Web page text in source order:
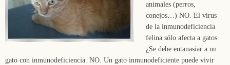
animales (perros,
conejos…) NO. El virus
de la inmunodeficiencia
felina sólo afecta a gatos.
¿Se debe eutanasiar a un
gato con inmunodeficiencia. NO. Un gato inmunodeficiente puede vivir